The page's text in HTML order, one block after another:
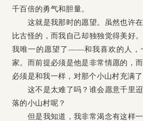
千百倍的勇气和胆量。
这就是我那时的愿望。虽然也许在
比古怪的，而我自己却独独觉得美好
我唯一的愿望了——和我喜欢的人，
家。而前提必须是他是非常情愿的，
必须是和我一样，对那个小山村充满了
这不是太难了吗？谁会愿意千里迢
落的小山村呢？
但是我知道，我非常渴念有这样一